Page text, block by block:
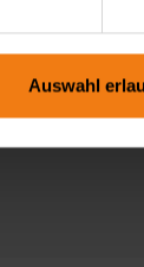
Auswahl
und 13:00-15:00
Verfügung, um